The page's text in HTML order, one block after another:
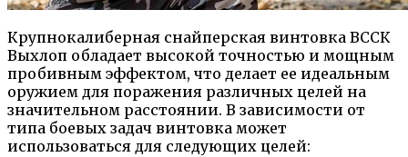
Крупнокалиберная снайперская винтовка ВССК
Выхлоп обладает высокой точностью и мощным
пробивным эффектом, что делает ее идеальным
оружием для поражения различных целей на
значительном расстоянии. В зависимости от
типа боевых задач винтовка может
использоваться для следующих целей: